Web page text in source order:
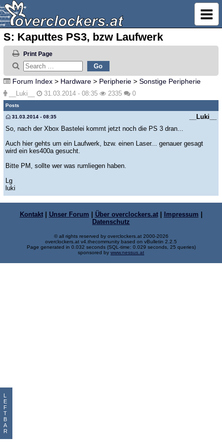
S: Kaputtes PS3, bzw Laufwerk
Print Page
Forum Index > Hardware > Peripherie > Sonstige Peripherie
__Luki__ 31.03.2014 - 08:35 2335 0
Posts
__Luki__
31.03.2014 - 08:35
So, nach der Xbox Bastelei kommt jetzt noch die PS 3 dran...
Auch hier gehts um ein Laufwerk, bzw. einen Laser... genauer gesagt
wird ein kes400a gesucht.
Bitte PM, sollte wer was rumliegen haben.
Lg
luki
L
E
F
T
B
A
R
Kontakt| Unser Forum Über overclockers.at| Impressum
Datenschutz
© all rights reserved by overclockers.at 2000-2026
overclockers.at v4.thecommunity based on vBulletin 2.2.5
Page generated in 0.032 seconds (SQL-time: 0.029 seconds, 25 queries)
sponsored by www.nessus.at